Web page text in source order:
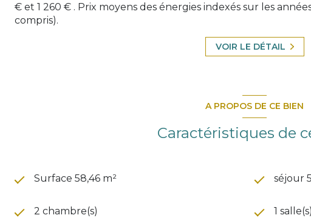
€ et 1 260 € . Prix moyens des énergies indexés sur les
compris).
VOIR LE DÉTAIL
A PROPOS DE CE BIEN
Caractéristiques de
Surface 58,46 m² séjour
2 chambre(s) 1